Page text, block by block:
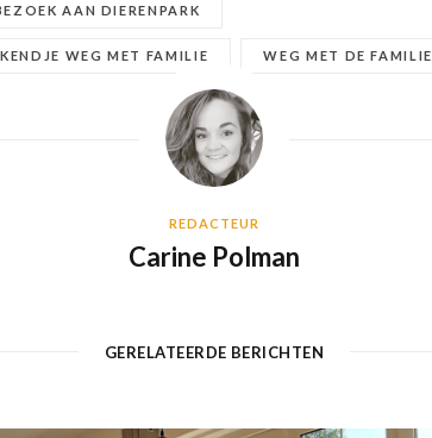
AAN DIERENPARK
WEG MET FAMILIE WEG MET DE FAMILIE
REDACTEUR
Carine Polman
GERELATEERDE BERICHTEN